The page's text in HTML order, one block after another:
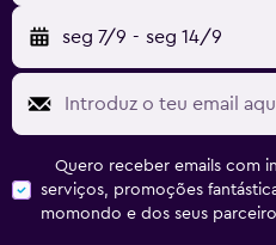
seg 7/9 - seg 14/9
Quero receber emails com
serviços, promoções
momondo e dos seus